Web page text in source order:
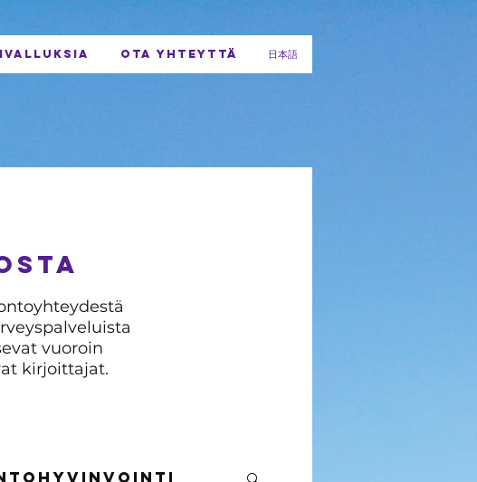
OTA YHTEYTTÄ 日本語
vuoroin
kirjoittajat.